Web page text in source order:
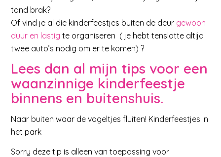
tand brak?
Of vind je al die kinderfeestjes buiten de deur gewoon
duur en lastigte organiseren ( je hebt tenslotte altijd
twee auto’s nodig om er te komen) ?
Lees dan al mijn tips voor een
waanzinnige kinderfeestje
binnens en buitenshuis.
Naar buiten waar de vogeltjes fluiten! Kinderfeestjes in
het park
Sorry deze tip is alleen van toepassing voor